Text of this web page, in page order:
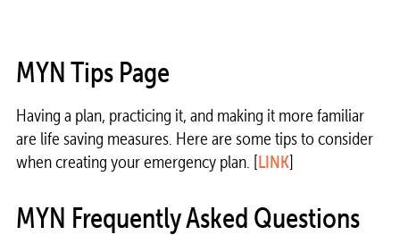
MYN Tips Page
Having a plan, practicing it, and making it more familiar
are life saving measures. Here are some tips to consider
when creating your emergency plan. [LINK]
MYN Frequently Asked Questions